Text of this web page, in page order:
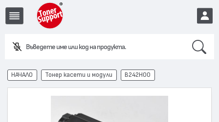
Въведете име или код на продукта.
EUR
НАЧАЛО Тонер касети и модули B242H00